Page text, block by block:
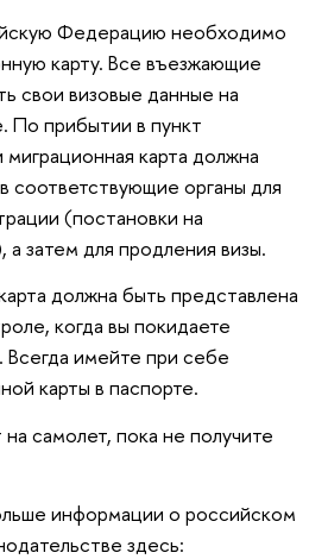
Федерацию необходимо
карту. Все въезжающие
свои визовые данные на
По прибытии в пункт
миграционная карта должна
соответствующие органы для
(постановки на
а затем для продления визы.
должна быть представлена
когда вы покидаете
имейте при себе
карты в паспорте.
самолет, пока не получите
информации о российском
здесь: